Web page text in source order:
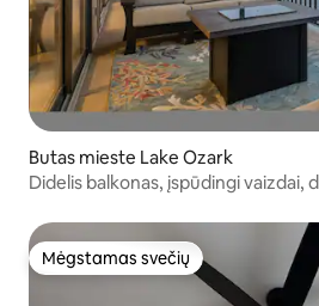
Butas mieste Lake Ozark
Didelis balkonas, įspūdingi vaizdai,
Mėgstamas svečių
Mėgstamas svečių